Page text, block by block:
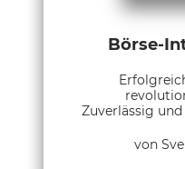
Börse-
Zuverlässig
von